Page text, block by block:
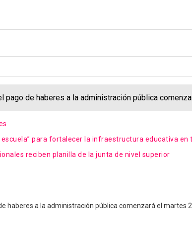
pago de haberes a la administración pública
para fortalecer la infraestructura educativa en
reciben planilla de la junta de nivel superior
haberes a la administración pública comenzará el martes